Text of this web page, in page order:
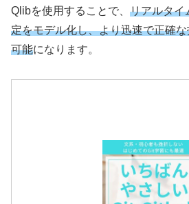
Qlibを使用することで、 リアルタイ
定をモデル化し、より迅速で正確
可能になります。